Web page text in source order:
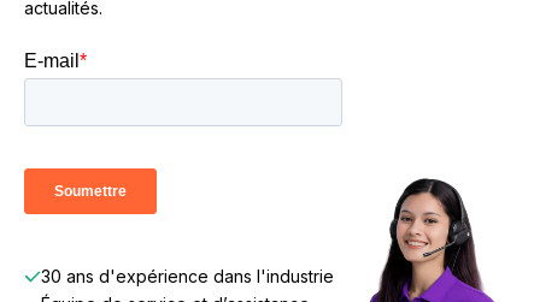
actualités.
30 ans d'expérience dans l'industrie